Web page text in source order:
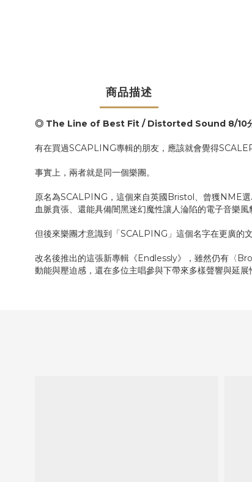
商品描述
◎ The Line of Best Fit / Distorted Sound 8/10
有在買過SCAPLING專輯的朋友，應該就會覺得
事實上，兩者就是同一個樂團。
原名為SCALPING，這個來自英國Bristol、曾獲NME
血脈賁張、還能具備闇黑迷幻魔性讓人淪陷的電子音樂
但後來樂團才意識到「SCALPING」這個名字在更廣的
改名後推出的這張新專輯《Endlessly》，雖然仍有〈
動能與壓迫感，還在多位主唱參與下帶來多樣聲響與延